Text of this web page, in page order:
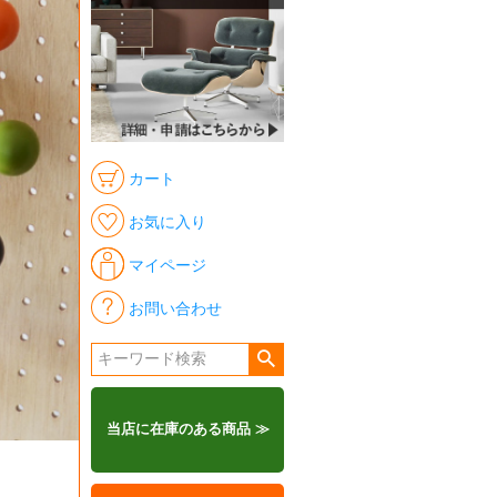
カート
お気に入り
マイページ
お問い合わせ
当店に在庫のある商品 ≫